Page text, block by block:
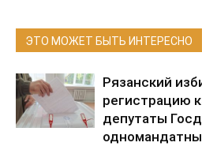
ЭТО МОЖЕТ БЫТЬ ИНТЕРЕСНО
Рязанский
регистрацию
депутаты